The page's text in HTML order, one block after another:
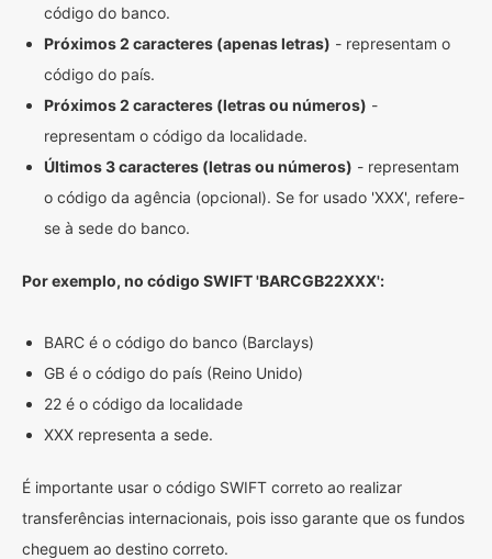
código do banco.
Próximos 2 caracteres (apenas letras) - representam o
código do país.
Próximos 2 caracteres (letras ou números) -
representam o código da localidade.
Últimos 3 caracteres (letras ou números) - representam
o código da agência (opcional). Se for usado 'XXX', refere-
se à sede do banco.
Por exemplo, no código SWIFT 'BARCGB22XXX':
BARC é o código do banco (Barclays)
GB é o código do país (Reino Unido)
22 é o código da localidade
XXX representa a sede.
É importante usar o código SWIFT correto ao realizar
transferências internacionais, pois isso garante que os fundos
cheguem ao destino correto.